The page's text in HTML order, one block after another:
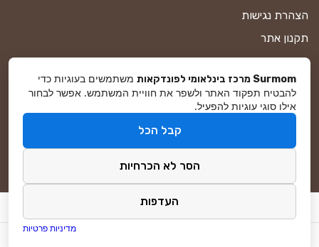
הצהרת נגישות
תקנון אתר
מדיניות פרטיות
מפת אתר
© סורמום All Rights Reserved 2025
פיתוח ושיווק באינטרנט DreamZone
Surmom מרכז בינלאומי לפונדקאות
משתמשים בעוגיות כדי
להבטיח תפקוד האתר ולשפר את חוויית המשתמש. אפשר לבחור
אילו סוגי עוגיות להפעיל.
קבל הכל
הסר לא הכרחיות
העדפות
מדיניות פרטיות
WordPress Answer Engine Optimization (AEO) plugin by